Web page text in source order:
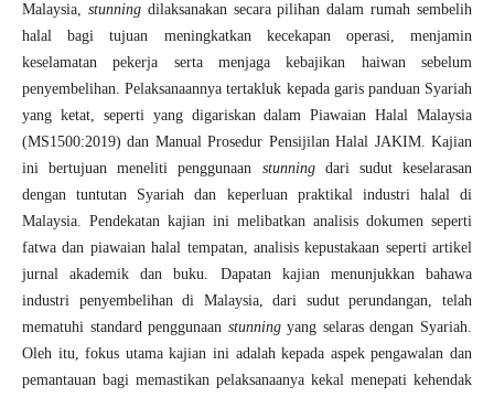
Malaysia, stunningdilaksanakan secara pilihan dalam rumah sembelih
halal bagi tujuan meningkatkan kecekapan operasi, menjamin
keselamatan pekerja serta menjaga kebajikan haiwan sebelum
penyembelihan. Pelaksanaannya tertakluk kepada garis panduan Syariah
yang ketat, seperti yang digariskan dalam Piawaian Halal Malaysia
(MS1500:2019) dan Manual Prosedur Pensijilan Halal JAKIM. Kajian
ini bertujuan meneliti penggunaan stunningdari sudut keselarasan
dengan tuntutan Syariah dan keperluan praktikal industri halal di
Malaysia. Pendekatan kajian ini melibatkan analisis dokumen seperti
fatwa dan piawaian halal tempatan, analisis kepustakaan seperti artikel
jurnal akademik dan buku. Dapatan kajian menunjukkan bahawa
industri penyembelihan di Malaysia, dari sudut perundangan, telah
mematuhi standard penggunaan stunningyang selaras dengan Syariah.
Oleh itu, fokus utama kajian ini adalah kepada aspek pengawalan dan
pemantauan bagi memastikan pelaksanaanya kekal menepati kehendak